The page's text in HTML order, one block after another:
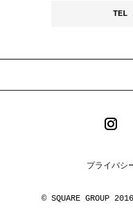
TEL
プライバシ
© SQUARE GROUP